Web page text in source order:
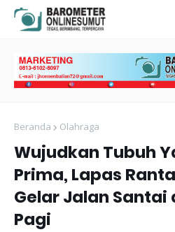
Beranda Olahraga
Wujudkan Tubuh
Prima, Lapas
Gelar Jalan Santai
Pagi